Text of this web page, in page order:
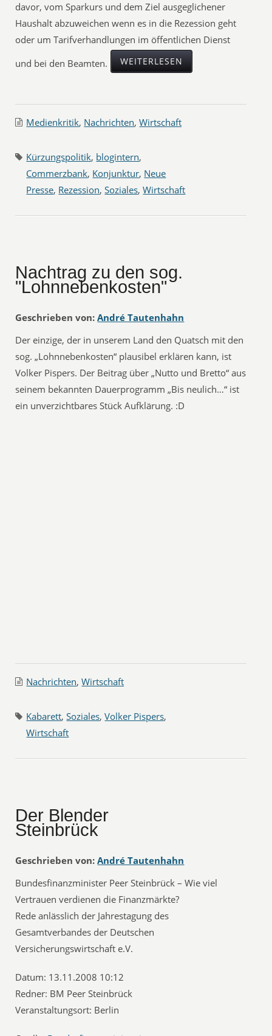
davor, vom Sparkurs und dem Ziel ausgeglichener
Haushalt abzuweichen wenn es in die Rezession geht
oder um Tarifverhandlungen im öffentlichen Dienst
und bei den Beamten.
WEITERLESEN
Medienkritik, Nachrichten,Wirtschaft
Kürzungspolitik, blogintern,
Commerzbank, Konjunktur, Neue
Presse, Rezession,Soziales,Wirtschaft
Nachtrag zu den sog.
"Lohnnebenkosten"
Geschrieben von: André Tautenhahn
Der einzige, der in unserem Land den Quatsch mit den
sog. „Lohnnebenkosten“ plausibel erklären kann, ist
Volker Pispers. Der Beitrag über „Nutto und Bretto“ aus
seinem bekannten Dauerprogramm „Bis neulich…“ ist
ein unverzichtbares Stück Aufklärung. :D
Nachrichten,Wirtschaft
Kabarett,Soziales,Volker Pispers,
Wirtschaft
Der Blender
Steinbrück
Geschrieben von: André Tautenhahn
Bundesfinanzminister Peer Steinbrück – Wie viel
Vertrauen verdienen die Finanzmärkte?
Rede anlässlich der Jahrestagung des
Gesamtverbandes der Deutschen
Versicherungswirtschaft e.V.
Datum: 13.11.2008 10:12
Redner: BM Peer Steinbrück
Veranstaltungsort: Berlin